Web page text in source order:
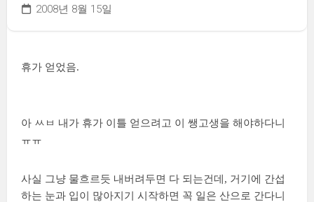
2008년 8월 15일
휴가 얻었음.
아 ㅆㅂ 내가 휴가 이틀 얻으려고 이 쌩고생을 해야하다니
ㅠㅠ
사실 그냥 물흐르듯 내버려두면 다 되는건데, 거기에 간섭
하는 눈과 입이 많아지기 시작하면 꼭 일은 산으로 간다니